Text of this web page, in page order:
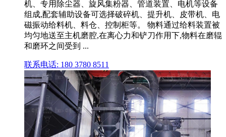
机、专用除尘器、旋风集粉器、管道装置、电机等设备
组成,配套辅助设备可选择破碎机、提升机、皮带机、电
磁振动给料机、料仓、控制柜等。 物料通过给料装置被
均匀地送至主机磨腔,在离心力和铲刀作用下,物料在磨辊
和磨环之间受到 ...
联系电话: 180 3780 8511